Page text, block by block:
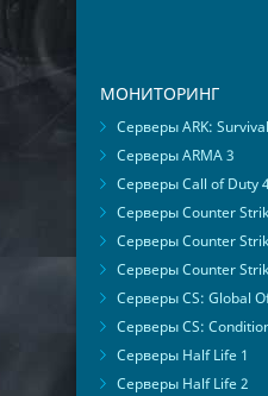
МОНИТОРИНГ
Серверы ARK:
Серверы ARMA 3
Серверы Call of Duty
Серверы Counter
Серверы Counter
Серверы Counter
Серверы CS: Global
Серверы CS:
Серверы Half Life 1
Серверы Half Life 2